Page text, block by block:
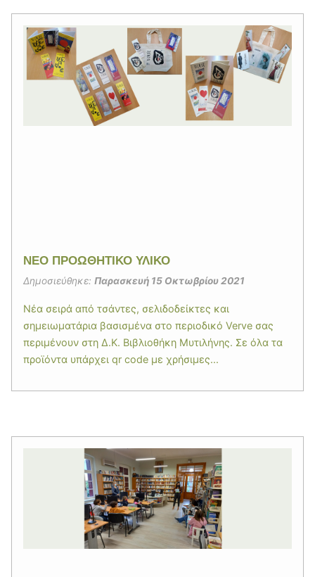
ΝΕΟ ΠΡΟΩΘΗΤΙΚΟ ΥΛΙΚΟ
Δημοσιεύθηκε: Παρασκευή 15 Οκτωβρίου 2021
Νέα σειρά από τσάντες, σελιδοδείκτες και
σημειωματάρια βασισμένα στο περιοδικό Verve σας
περιμένουν στη Δ.Κ. Βιβλιοθήκη Μυτιλήνης. Σε όλα τα
προϊόντα υπάρχει qr code με χρήσιμες...